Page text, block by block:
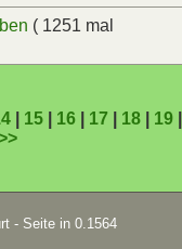
( 1251 mal
| 15| 16| 17 18| 19|
- Seite in 0.1564